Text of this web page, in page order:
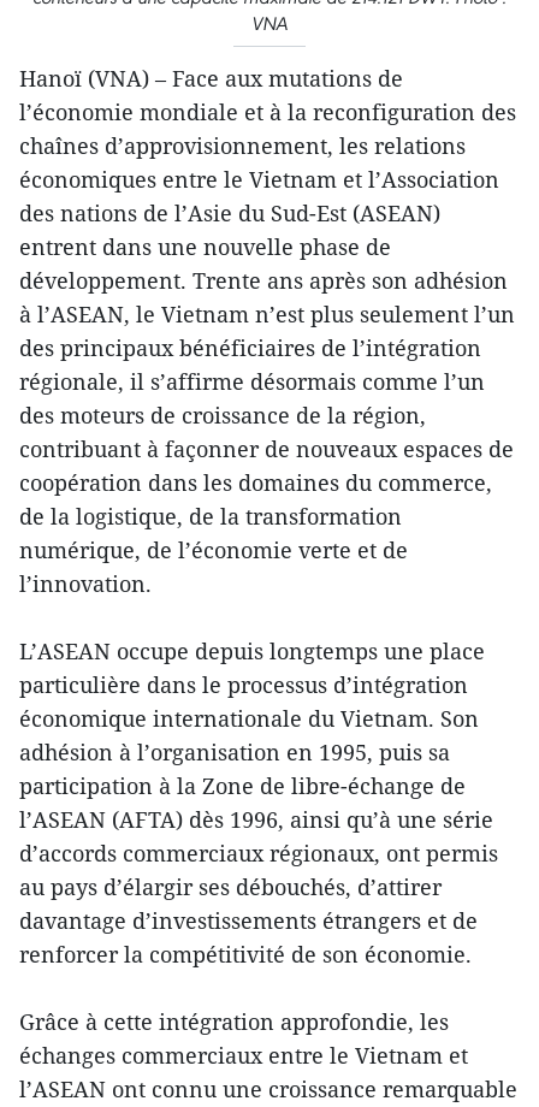
VNA
Hanoï (VNA) – Face aux mutations de
l’économie mondiale et à la reconfiguration des
chaînes d’approvisionnement, les relations
économiques entre le Vietnam et l’Association
des nations de l’Asie du Sud-Est (ASEAN)
entrent dans une nouvelle phase de
développement. Trente ans après son adhésion
à l’ASEAN, le Vietnam n’est plus seulement l’un
des principaux bénéficiaires de l’intégration
régionale, il s’affirme désormais comme l’un
des moteurs de croissance de la région,
contribuant à façonner de nouveaux espaces de
coopération dans les domaines du commerce,
de la logistique, de la transformation
numérique, de l’économie verte et de
l’innovation.
L’ASEAN occupe depuis longtemps une place
particulière dans le processus d’intégration
économique internationale du Vietnam. Son
adhésion à l’organisation en 1995, puis sa
participation à la Zone de libre-échange de
l’ASEAN (AFTA) dès 1996, ainsi qu’à une série
d’accords commerciaux régionaux, ont permis
au pays d’élargir ses débouchés, d’attirer
davantage d’investissements étrangers et de
renforcer la compétitivité de son économie.
Grâce à cette intégration approfondie, les
échanges commerciaux entre le Vietnam et
l’ASEAN ont connu une croissance remarquable